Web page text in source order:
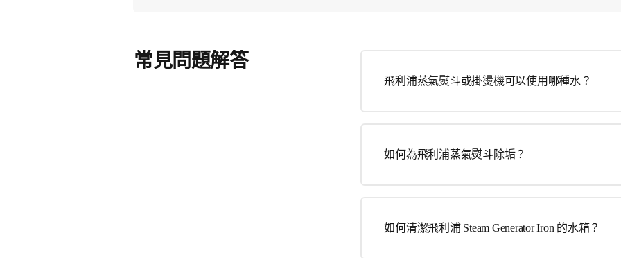
常見問題解答
飛利浦蒸氣熨斗或掛燙機可以使用哪種水？
如何為飛利浦蒸氣熨斗除垢？
如何清潔飛利浦 Steam Generator Iron 的水箱？